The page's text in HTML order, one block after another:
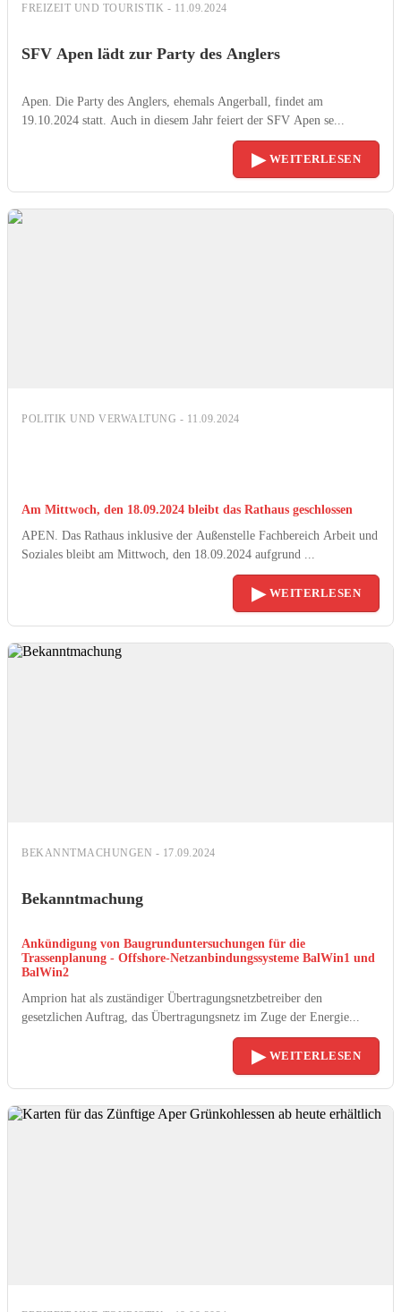
FREIZEIT UND TOURISTIK - 11.09.2024
SFV Apen lädt zur Party des Anglers
Apen. Die Party des Anglers, ehemals Angerball, findet am
19.10.2024 statt. Auch in diesem Jahr feiert der SFV Apen se...
▶ WEITERLESEN
POLITIK UND VERWALTUNG - 11.09.2024
Am Mittwoch, den 18.09.2024 bleibt das Rathaus geschlossen
APEN. Das Rathaus inklusive der Außenstelle Fachbereich Arbeit und
Soziales bleibt am Mittwoch, den 18.09.2024 aufgrund ...
▶ WEITERLESEN
BEKANNTMACHUNGEN - 17.09.2024
Bekanntmachung
Ankündigung von Baugrunduntersuchungen für die
Trassenplanung - Offshore-Netzanbindungssysteme BalWin1 und
BalWin2
Amprion hat als zuständiger Übertragungsnetzbetreiber den
gesetzlichen Auftrag, das Übertragungsnetz im Zuge der Energie...
▶ WEITERLESEN